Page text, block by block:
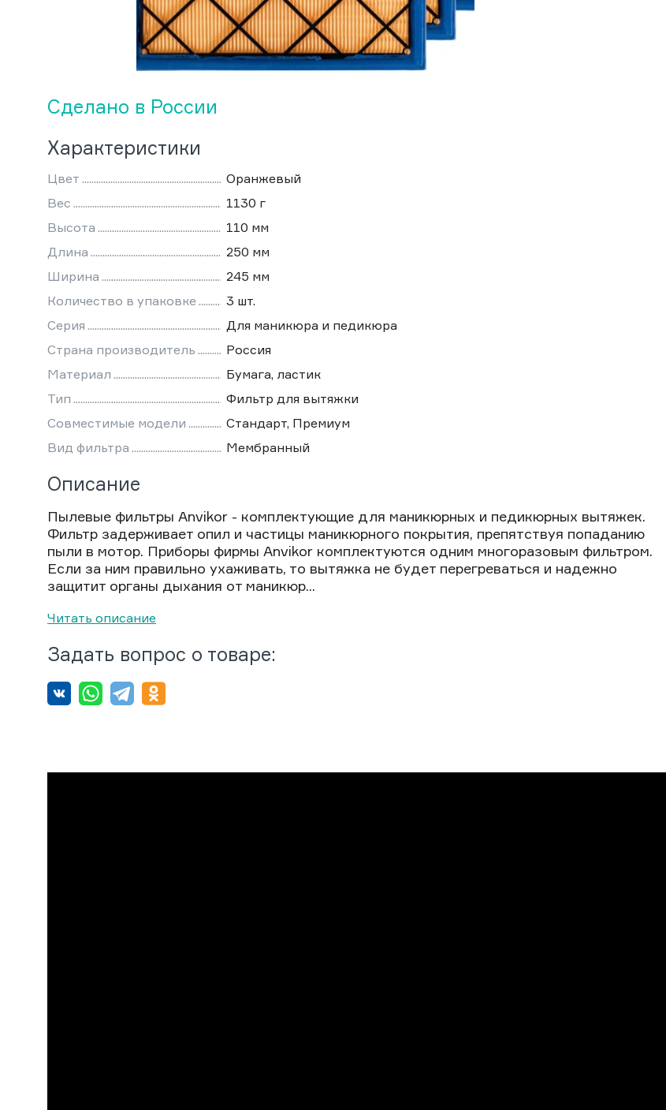
Сделано в России
Характеристики
Цвет
Оранжевый
Вес
1130 г
Высота
110 мм
Длина
250 мм
Ширина
245 мм
Количество в упаковке
3 шт.
Серия
Для маникюра и педикюра
Страна производитель
Россия
Материал
Бумага, ластик
Тип
Фильтр для вытяжки
Совместимые модели
Стандарт, Премиум
Вид фильтра
Мембранный
Описание
Пылевые фильтры Anvikor - комплектующие для маникюрных и педикюрных вытяжек.
Фильтр задерживает опил и частицы маникюрного покрытия, препятствуя попаданию
пыли в мотор. Приборы фирмы Anvikor комплектуются одним многоразовым фильтром.
Если за ним правильно ухаживать, то вытяжка не будет перегреваться и надежно
защитит органы дыхания от маникюр...
Читать описание
Задать вопрос о товаре: